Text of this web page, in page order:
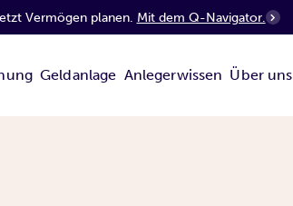
Vermögen planen. Mit dem Q-Navigator.
Geldanlage Anlegerwissen Über uns